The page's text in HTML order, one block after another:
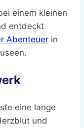
einem kleinen
entdeckt
Abenteuer in
eine lange
und